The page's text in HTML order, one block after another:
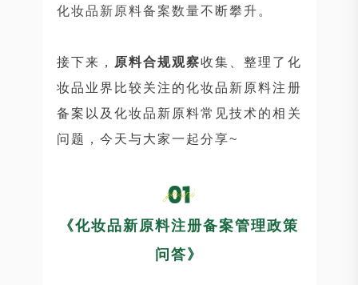
化妆品新原料备案数量不断攀升。
接下来， 原料合规观察收集、整理了化
妆品业界比较关注的化妆品新原料注册
备案以及化妆品新原料常见技术的相关
问题，今天与大家一起分享~
《化妆品新原料注册备案管理政策
问答》